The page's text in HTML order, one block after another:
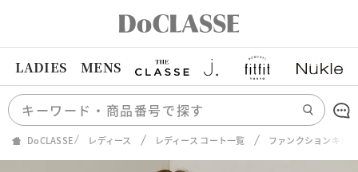
LADIES MENS
DoCLASSE レディース レディース コート一覧 ファンクションキル